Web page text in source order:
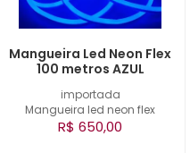
importada
Mangueira led neon flex
Mangueira Led Neon Flex
100 metros AZUL
R$ 650,00